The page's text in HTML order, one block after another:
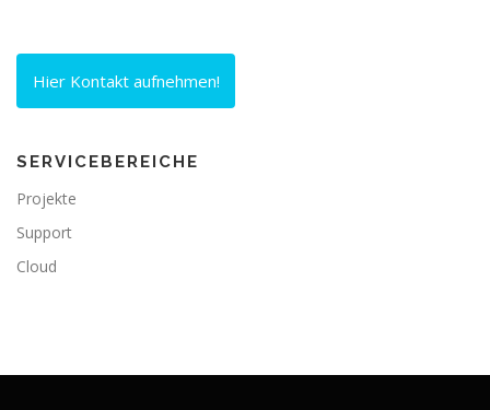
Hier Kontakt aufnehmen!
SERVICEBEREICHE
Projekte
Support
Cloud